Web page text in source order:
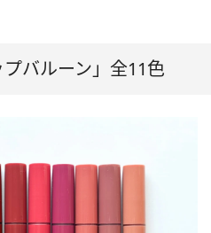
バルーン」全11色